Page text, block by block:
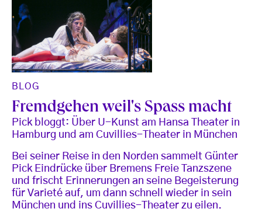
BLOG
Fremdgehen weil's Spass macht
Pick bloggt: Über U-Kunst am Hansa Theater in
Hamburg und am Cuvillies-Theater in München
Bei seiner Reise in den Norden sammelt Günter
Pick Eindrücke über Bremens Freie Tanzszene
und frischt Erinnerungen an seine Begeisterung
für Varieté auf, um dann schnell wieder in sein
München und ins Cuvillies-Theater zu eilen.